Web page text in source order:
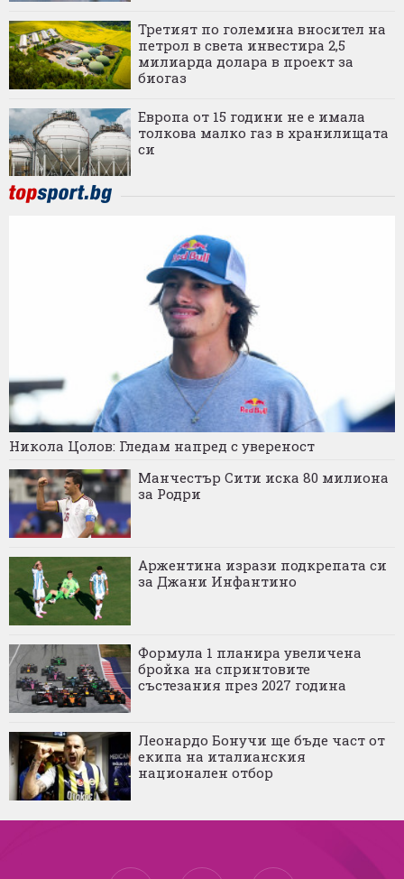
Третият по големина вносител на
петрол в света инвестира 2,5
милиарда долара в проект за
биогаз
Европа от 15 години не е имала
толкова малко газ в хранилищата
си
Никола Цолов: Гледам напред с увереност
Манчестър Сити иска 80 милиона
за Родри
Аржентина изрази подкрепата си
за Джани Инфантино
Формула 1 планира увеличена
бройка на спринтовите
състезания през 2027 година
Леонардо Бонучи ще бъде част от
екипа на италианския
национален отбор